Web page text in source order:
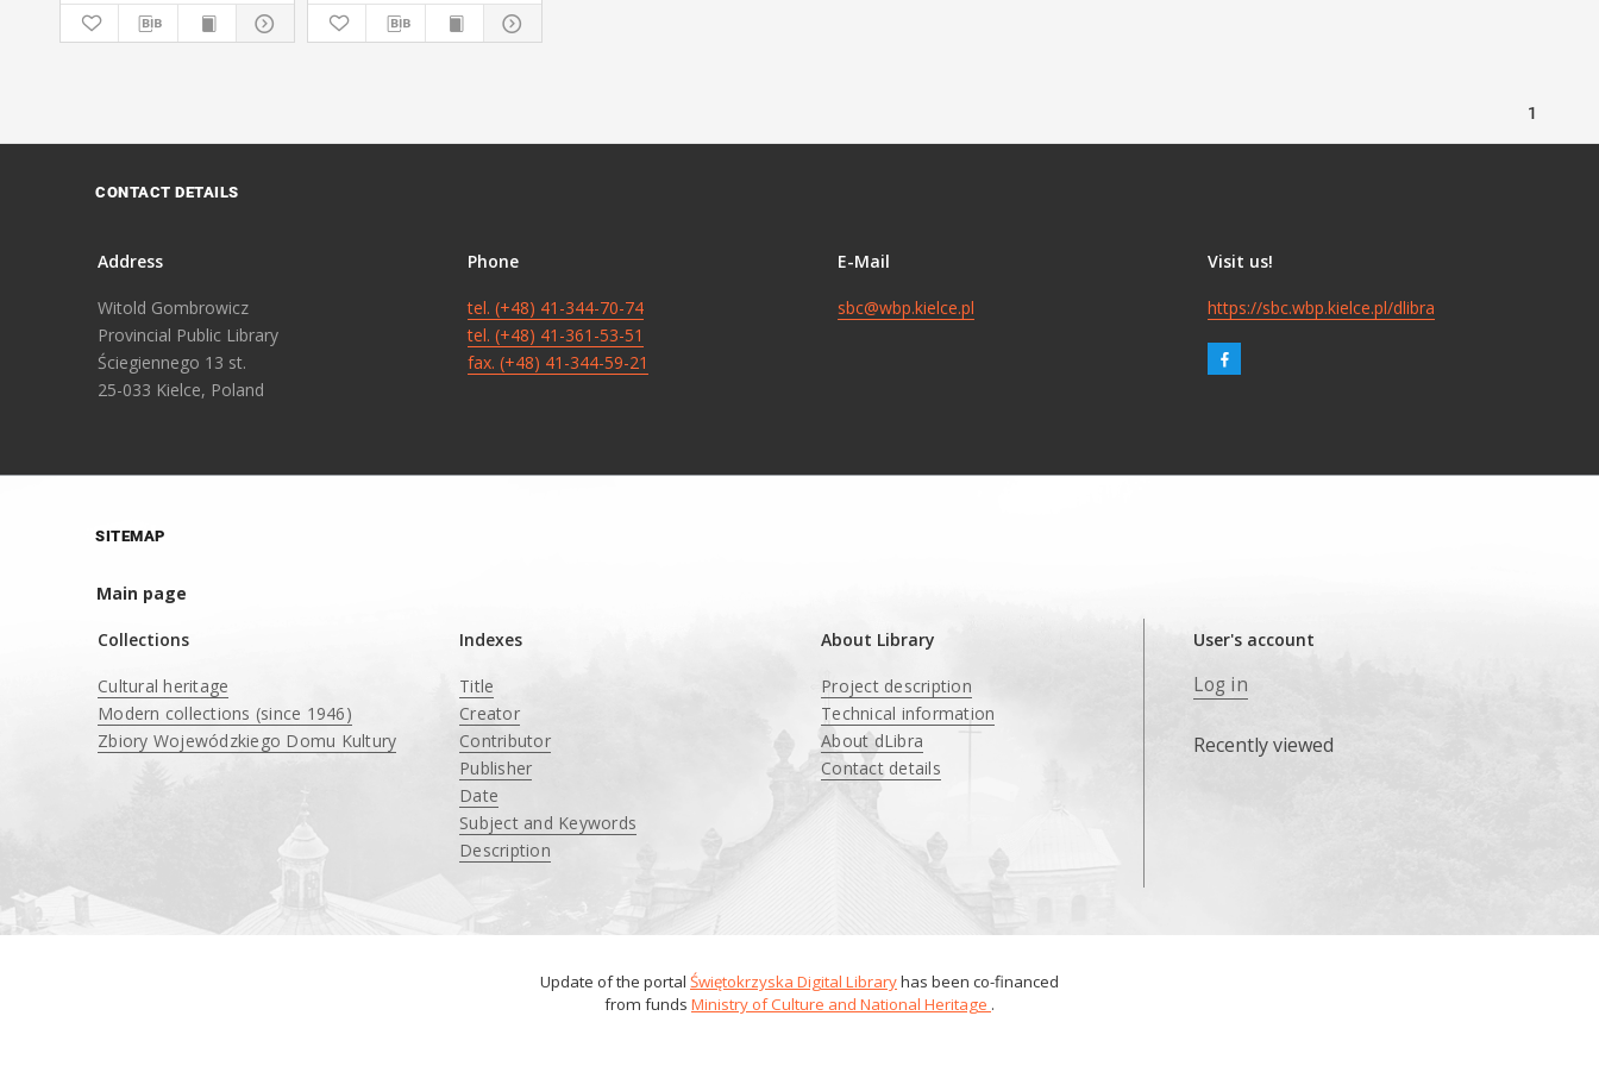
1
CONTACT DETAILS
Address
Witold Gombrowicz
Provincial Public Library
Ściegiennego 13 st.
25-033 Kielce, Poland
Phone
tel. (+48) 41-344-70-74
tel. (+48) 41-361-53-51
fax. (+48) 41-344-59-21
E-Mail
sbc@wbp.kielce.pl
Visit us!
https://sbc.wbp.kielce.pl/dlibra
SITEMAP
Main page
Collections
Cultural heritage
Modern collections (since 1946)
Zbiory Wojewódzkiego Domu Kultury
Indexes
Title
Creator
Contributor
Publisher
Date
Subject and Keywords
Description
About Library
Project description
Technical information
About dLibra
Contact details
User's account
Log in
Recently viewed
Update of the portal Świętokrzyska Digital Libraryhas been co-financed
from funds Ministry of Culture and National Heritage .